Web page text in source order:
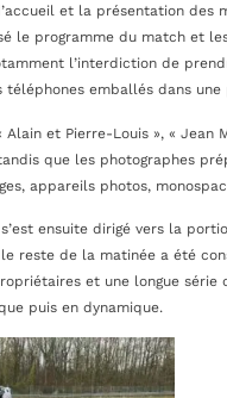
et la présentation des
le programme du match et
l’interdiction de
téléphones emballés dans
Alain et Pierre-Louis », « Jean
que les photographes
appareils photos,
ensuite dirigé vers la
reste de la matinée a été
et une longue série
puis en dynamique.